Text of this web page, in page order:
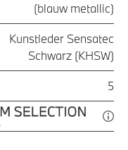
(blauw metallic)
Kunstleder Sensatec
Schwarz (KHSW)
5